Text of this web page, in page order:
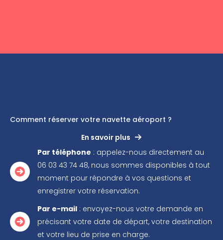
Comment réserver votre navette aéroport ?
En savoir plus
Par téléphone : appelez-nous directement au
06 03 43 74 48, nous sommes disponibles à tout
moment pour répondre à vos questions et
enregistrer votre réservation.
Par e-mail : envoyez-nous votre demande en
précisant votre date de départ, votre destination
et votre lieu de prise en charge.